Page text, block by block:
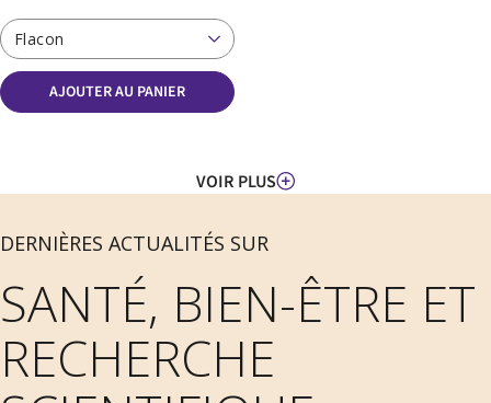
Flacon
AJOUTER AU PANIER
VOIR PLUS
DERNIÈRES ACTUALITÉS SUR
SANTÉ, BIEN-ÊTRE ET
RECHERCHE